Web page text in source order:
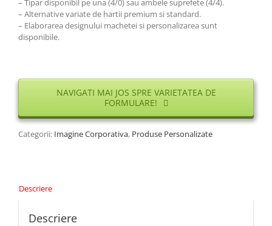
– Tipar disponibil pe una (4/0) sau ambele suprefete (4/4).
– Alternative variate de hartii premium si standard.
– Elaborarea designului machetei si personalizarea sunt
disponibile.
NAVIGATI MAI JOS SPRE VARIETATEA DE
FORMULARE!
Categorii: Imagine Corporativa, Produse Personalizate
Descriere
Descriere